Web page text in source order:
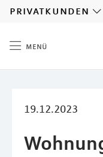
privatkunden
menü
19.12.2023